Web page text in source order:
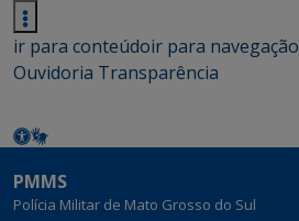
ir para conteúdoir para navegação
Ouvidoria Transparência
PMMS
Polícia Militar de Mato Grosso do Sul